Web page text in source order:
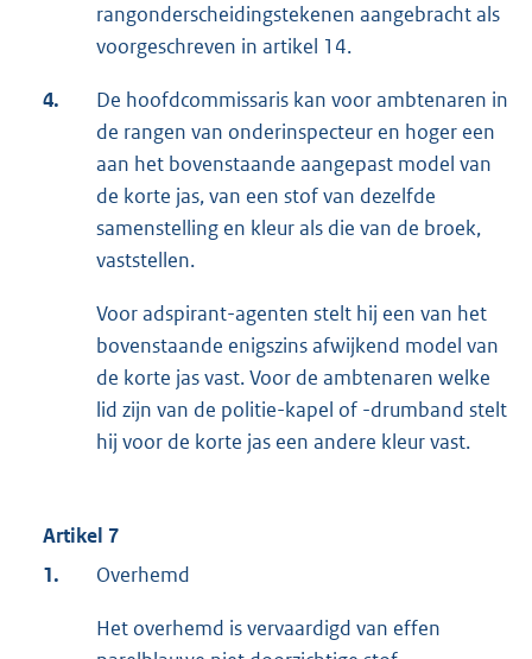
rangonderscheidingstekenen aangebracht als
voorgeschreven in artikel 14.
4.
De hoofdcommissaris kan voor ambtenaren in
de rangen van onderinspecteur en hoger een
aan het bovenstaande aangepast model van
de korte jas, van een stof van dezelfde
samenstelling en kleur als die van de broek,
vaststellen.
Voor adspirant-agenten stelt hij een van het
bovenstaande enigszins afwijkend model van
de korte jas vast. Voor de ambtenaren welke
lid zijn van de politie-kapel of -drumband stelt
hij voor de korte jas een andere kleur vast.
Artikel 7
1.
Overhemd
Het overhemd is vervaardigd van effen